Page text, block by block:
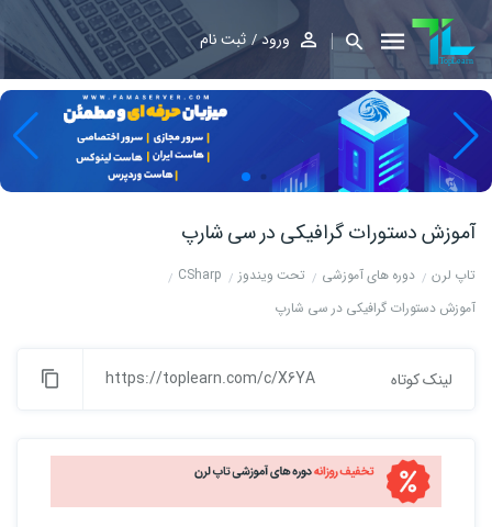
ورود ثبت نام
آموزش دستورات گرافیکی در سی شارپ
تاپ لرن دوره های آموزشی تحت ویندوز
CSharp
آموزش دستورات گرافیکی در سی شارپ
لینک کوتاه https://toplearn.com/c/X6YA